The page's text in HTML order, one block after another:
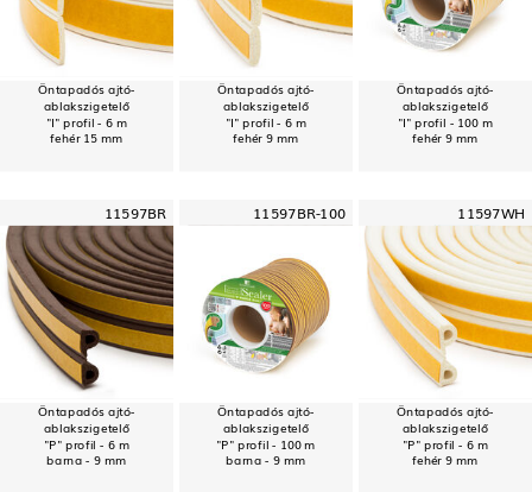
Öntapadós ajtó-
ablakszigetelő
"I" profil - 6 m
fehér 15 mm
Öntapadós ajtó-
ablakszigetelő
"I" profil - 6 m
fehér 9 mm
Öntapadós ajtó-
ablakszigetelő
"I" profil - 100 m
fehér 9 mm
11597BR
Öntapadós ajtó-
ablakszigetelő
"P" profil - 6 m
barna - 9 mm
11597BR-100
Öntapadós ajtó-
ablakszigetelő
"P" profil - 100 m
barna - 9 mm
11597WH
Öntapadós ajtó-
ablakszigetelő
"P" profil - 6 m
fehér 9 mm